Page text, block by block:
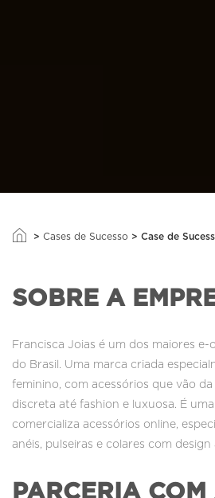
> Cases de Sucesso > Case de
SOBRE A
Francisca Joias é um dos maiores e-
do Brasil. Uma marca criada
feminino, com acessórios que vão da
discreta até fashion e luxuosa. É
comercializa acessórios online,
anéis, pulseiras e colares com design
PARCERIA COM